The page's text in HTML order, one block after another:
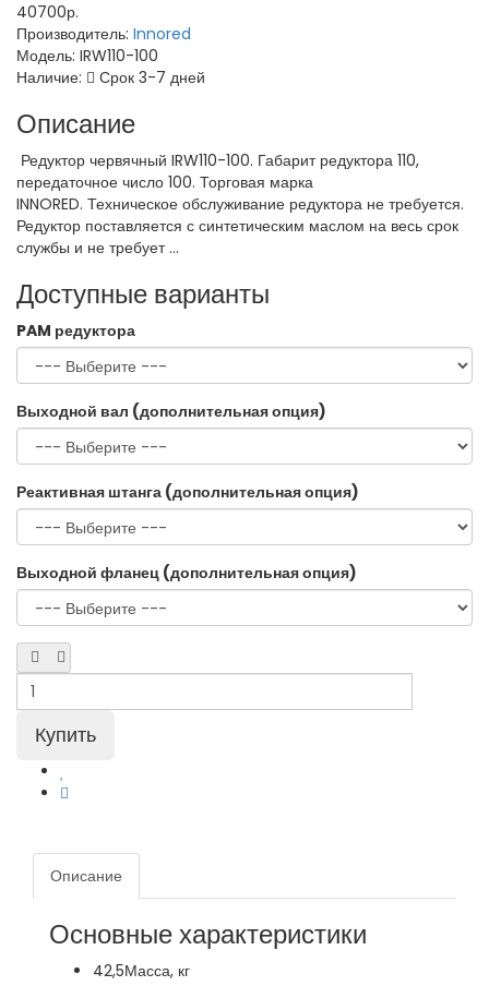
40700р.
Производитель: Innored
Модель: IRW110-100
Наличие:
Срок 3-7 дней
Описание
Редуктор червячный IRW110-100. Габарит редуктора 110,
передаточное число 100. Торговая марка
INNORED. Техническое обслуживание редуктора не требуется.
Редуктор поставляется с синтетическим маслом на весь срок
службы и не требует ...
Доступные варианты
PAM редуктора
Выходной вал (дополнительная опция)
Реактивная штанга (дополнительная опция)
Выходной фланец (дополнительная опция)
Описание
Основные характеристики
42,5Масса, кг